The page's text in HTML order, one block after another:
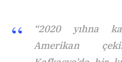
“2020 yıhna
Amerikan